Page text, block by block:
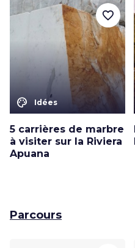
color_lens Idées
5 carrières de marbre
à visiter sur la Riviera
Apuana
favorite_border
Parcours